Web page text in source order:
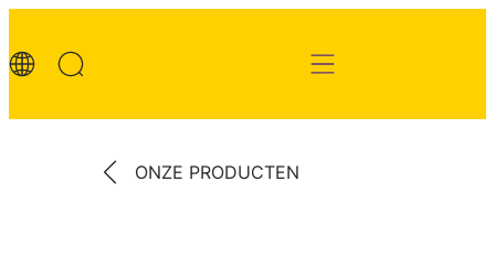
ONZE PRODUCTEN